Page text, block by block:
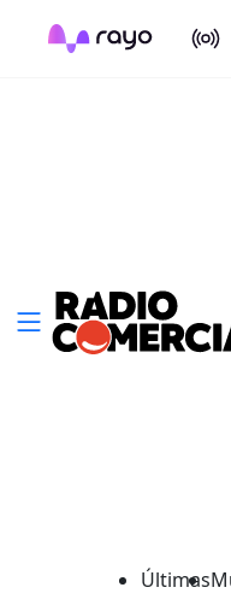
On Air
Últimas